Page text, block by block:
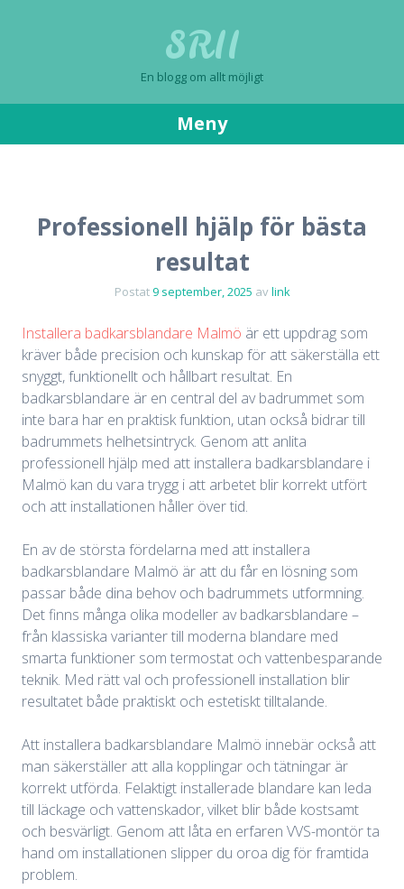
SRII
En blogg om allt möjligt
Meny
Professionell hjälp för bästa
resultat
Postat9 september, 2025 avlink
Installera badkarsblandare Malmö är ett uppdrag som
kräver både precision och kunskap för att säkerställa ett
snyggt, funktionellt och hållbart resultat. En
badkarsblandare är en central del av badrummet som
inte bara har en praktisk funktion, utan också bidrar till
badrummets helhetsintryck. Genom att anlita
professionell hjälp med att installera badkarsblandare i
Malmö kan du vara trygg i att arbetet blir korrekt utfört
och att installationen håller över tid.
En av de största fördelarna med att installera
badkarsblandare Malmö är att du får en lösning som
passar både dina behov och badrummets utformning.
Det finns många olika modeller av badkarsblandare –
från klassiska varianter till moderna blandare med
smarta funktioner som termostat och vattenbesparande
teknik. Med rätt val och professionell installation blir
resultatet både praktiskt och estetiskt tilltalande.
Att installera badkarsblandare Malmö innebär också att
man säkerställer att alla kopplingar och tätningar är
korrekt utförda. Felaktigt installerade blandare kan leda
till läckage och vattenskador, vilket blir både kostsamt
och besvärligt. Genom att låta en erfaren VVS-montör ta
hand om installationen slipper du oroa dig för framtida
problem.